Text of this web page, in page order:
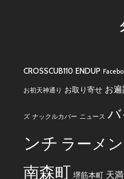
CROSSCUB110 ENDUP
お初天神通り お取り寄せ お
ズ ナックルカバー ニュース バ
ンチ ラーメン
南森町 堺筋本町 天満